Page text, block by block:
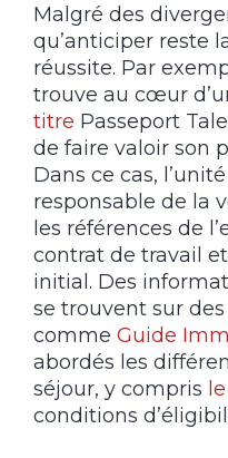
Malgré des
qu’anticiper reste
réussite. Par
trouve au cœur
titre Passeport
de faire valoir son
Dans ce cas,
responsable de la
les références de
contrat de travail
initial. Des
se trouvent sur
comme Guide
abordés les
séjour, y compris
conditions